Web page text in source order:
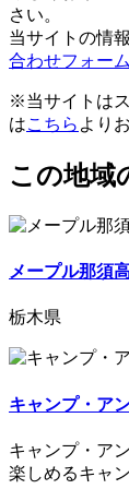
さい。
当サイトの情
合わせフォーム
※当サイトは
はこちら より
この地域
メープル那須
栃木県
キャンプ・ア
キャンプ・ア
楽しめるキャ